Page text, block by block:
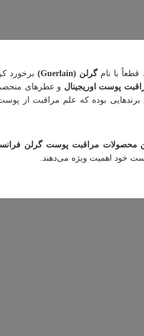
با نامگرلن (Guerlain)
برخورد
پوست اوریجینال و عطرهای
بوده که علم مراقبت از
محصولات مراقبت پوست گرلن
خود اهمیت ویژه می‌دهند.